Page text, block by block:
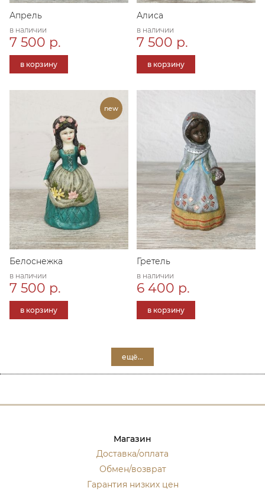
Апрель
в наличии
7 500 р.
в корзину
Алиса
в наличии
7 500 р.
в корзину
Белоснежка
в наличии
7 500 р.
в корзину
Гретель
в наличии
6 400 р.
в корзину
ещё...
Магазин
Доставка/оплата
Обмен/возврат
Гарантия низких цен